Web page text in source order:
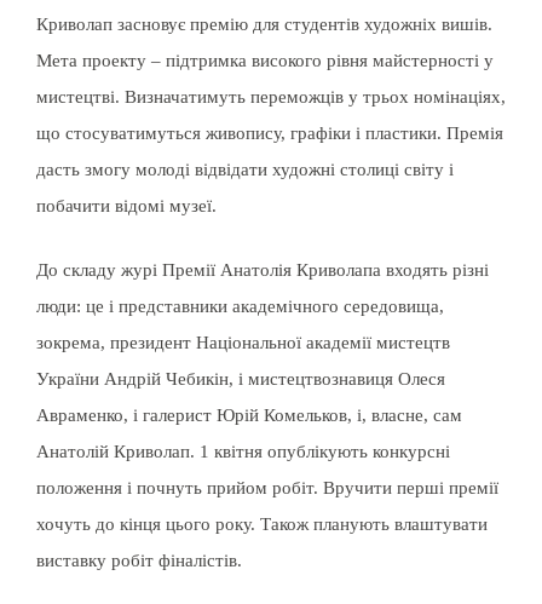
Криволап засновує премію для студентів художніх вишів.
Мета проекту – підтримка високого рівня майстерності у
мистецтві. Визначатимуть переможців у трьох номінаціях,
що стосуватимуться живопису, графіки і пластики. Премія
дасть змогу молоді відвідати художні столиці світу і
побачити відомі музеї.
До складу журі Премії Анатолія Криволапа входять різні
люди: це і представники академічного середовища,
зокрема, президент Національної академії мистецтв
України Андрій Чебикін, і мистецтвознавиця Олеся
Авраменко, і галерист Юрій Комельков, і, власне, сам
Анатолій Криволап. 1 квітня опублікують конкурсні
положення і почнуть прийом робіт. Вручити перші премії
хочуть до кінця цього року. Також планують влаштувати
виставку робіт фіналістів.